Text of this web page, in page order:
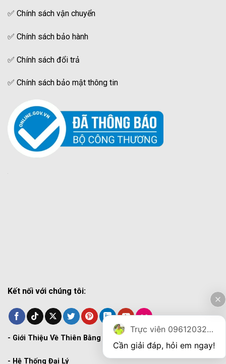
✅ Chính sách vận chuyển
✅ Chính sách bảo hành
✅ Chính sách đổi trả
✅ Chính sách bảo mật thông tin
Kết nối với chúng tôi:
- Giới Thiệu Về Thiên Bằng
- Hệ Thống Đại Lý
Trực viên 0961203270
Cần giải đáp, hỏi em ngay!